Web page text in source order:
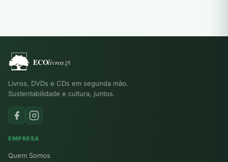
Livros, DVDs e CDs em segunda mão.
Sustentabilidade e cultura, juntos.
EMPRESA
Quem Somos